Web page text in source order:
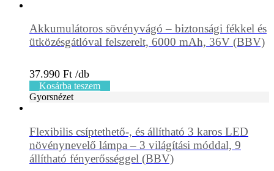
Akkumulátoros sövényvágó – biztonsági fékkel és
ütközésgátlóval felszerelt, 6000 mAh, 36V (BBV)
37.990 Ft
Kosárba teszem
Gyorsnézet
Flexibilis csíptethető-, és állítható 3 karos LED
növénynevelő lámpa – 3 világítási móddal, 9
állítható fényerősséggel (BBV)